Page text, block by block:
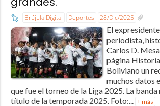
Brújula Digital Deportes 28/Dic/2025
El
periodista,
Carlos D.
página
Boliviano un
muchos datos
que fue el torneo de la Liga 2025. La
título de la temporada 2025. Foto:...
+ más